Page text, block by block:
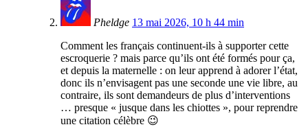
Pheldge 13 mai 2026, 10 h 44 min
Comment les français continuent-ils à supporter cette
escroquerie ? mais parce qu’ils ont été formés pour ça,
et depuis la maternelle : on leur apprend à adorer l’état,
donc ils n’envisagent pas une seconde une vie libre, au
contraire, ils sont demandeurs de plus d’interventions
… presque « jusque dans les chiottes », pour reprendre
une citation célèbre 😉